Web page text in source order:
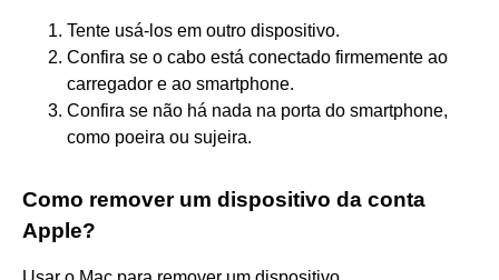
Tente usá-los em outro dispositivo.
Confira se o cabo está conectado firmemente ao
carregador e ao smartphone.
Confira se não há nada na porta do smartphone,
como poeira ou sujeira.
Como remover um dispositivo da conta
Apple?